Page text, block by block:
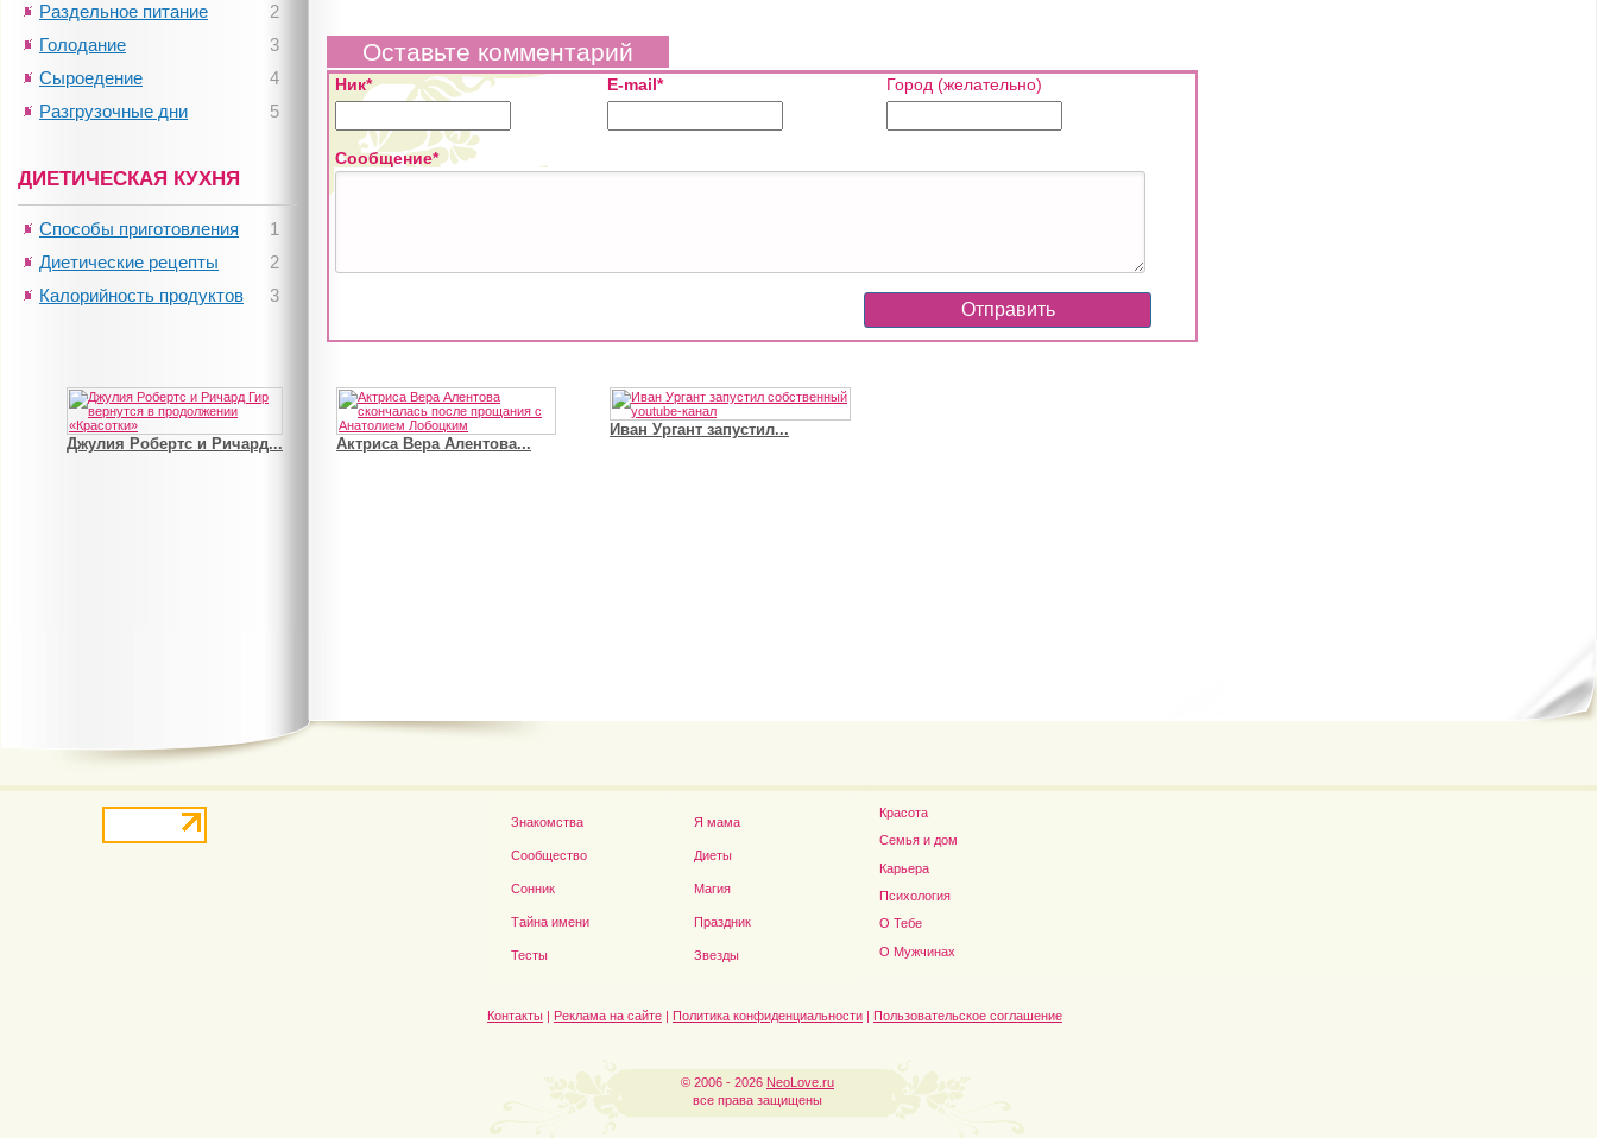
Оставьте комментарий
Ник* E-mail* Город (желательно)
Сообщение*
2
Раздельное питание
3
Голодание
4
Сыроедение
5
Разгрузочные дни
ДИЕТИЧЕСКАЯ КУХНЯ
1
Способы приготовления
2
Диетические рецепты
3
Калорийность продуктов
Джулия Робертс и Ричард... Актриса Вера Алентова...
Иван Ургант запустил...
Дэниел Рэдклифф...
Знакомства
Сообщество
Сонник
Тайна имени
Тесты
Я мама
Диеты
Магия
Праздник
Звезды
Красота
Семья и дом
Карьера
Психология
О Тебе
О Мужчинах
Контакты | Реклама на сайте | Политика конфиденциальности | Пользовательское соглашение
© 2006 - 2026 NeoLove.ru
все права защищены